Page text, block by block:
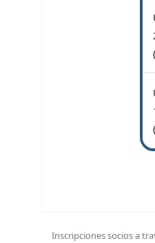
Inscripciones socios a